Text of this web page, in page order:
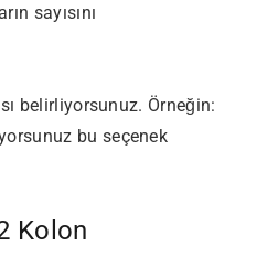
sayısını
belirliyorsunuz. Örneğin:
bu seçenek
Kolon